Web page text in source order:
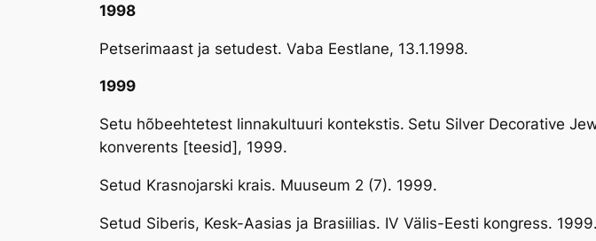
1998
Petserimaast ja setudest. Vaba Eestlane, 13.1.1998.
1999
Setu hõbeehtetest linnakultuuri kontekstis. Setu Silver Decorative
konverents [teesid], 1999.
Setud Krasnojarski krais. Muuseum 2 (7). 1999.
Setud Siberis, Kesk-Aasias ja Brasiilias. IV Välis-Eesti kongress. 1999.